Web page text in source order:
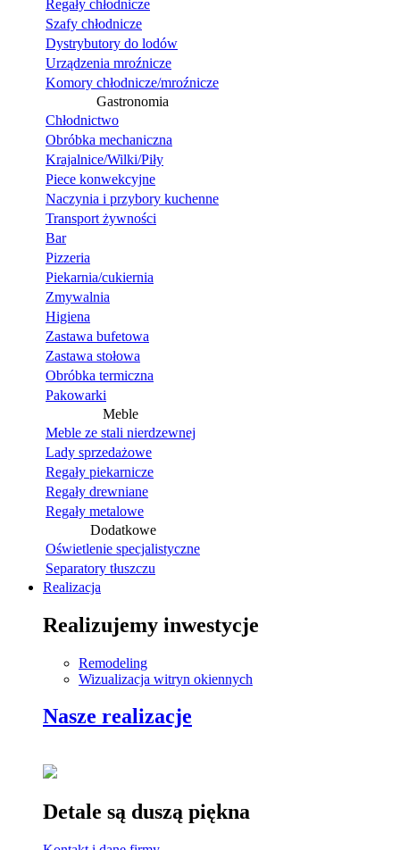
Regały chłodnicze
Szafy chłodnicze
Dystrybutory do lodów
Urządzenia mroźnicze
Komory chłodnicze/mroźnicze
Gastronomia
Chłodnictwo
Obróbka mechaniczna
Krajalnice/Wilki/Piły
Piece konwekcyjne
Naczynia i przybory kuchenne
Transport żywności
Bar
Pizzeria
Piekarnia/cukiernia
Zmywalnia
Higiena
Zastawa bufetowa
Zastawa stołowa
Obróbka termiczna
Pakowarki
Meble
Meble ze stali nierdzewnej
Lady sprzedażowe
Regały piekarnicze
Regały drewniane
Regały metalowe
Dodatkowe
Oświetlenie specjalistyczne
Separatory tłuszczu
Realizacja
Realizujemy inwestycje
Remodeling
Wizualizacja witryn okiennych
Nasze realizacje
Detale są duszą piękna